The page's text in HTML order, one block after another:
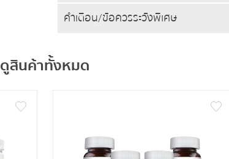
คำเตือน/ข้อควรระวังพิเศษ
ดูสินค้าทั้งหมด